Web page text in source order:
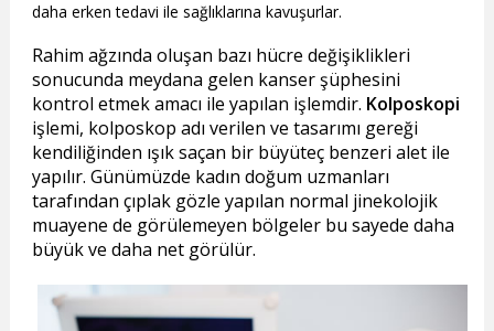
daha erken tedavi ile sağlıklarına kavuşurlar.
Rahim ağzında oluşan bazı hücre değişiklikleri
sonucunda meydana gelen kanser şüphesini
kontrol etmek amacı ile yapılan işlemdir. Kolposkopi
işlemi, kolposkop adı verilen ve tasarımı gereği
kendiliğinden ışık saçan bir büyüteç benzeri alet ile
yapılır. Günümüzde kadın doğum uzmanları
tarafından çıplak gözle yapılan normal jinekolojik
muayene de görülemeyen bölgeler bu sayede daha
büyük ve daha net görülür.